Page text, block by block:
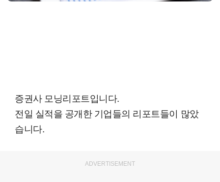
증권사 모닝리포트입니다.
전일 실적을 공개한 기업들의 리포트들이 많았
습니다.
ADVERTISEMENT